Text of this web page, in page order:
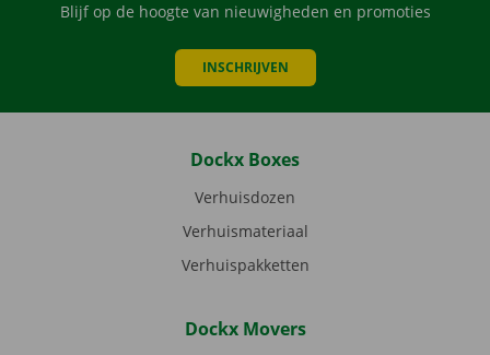
Blijf op de hoogte van nieuwigheden en promoties
INSCHRIJVEN
Dockx Boxes
Verhuisdozen
Verhuismateriaal
Verhuispakketten
Dockx Movers